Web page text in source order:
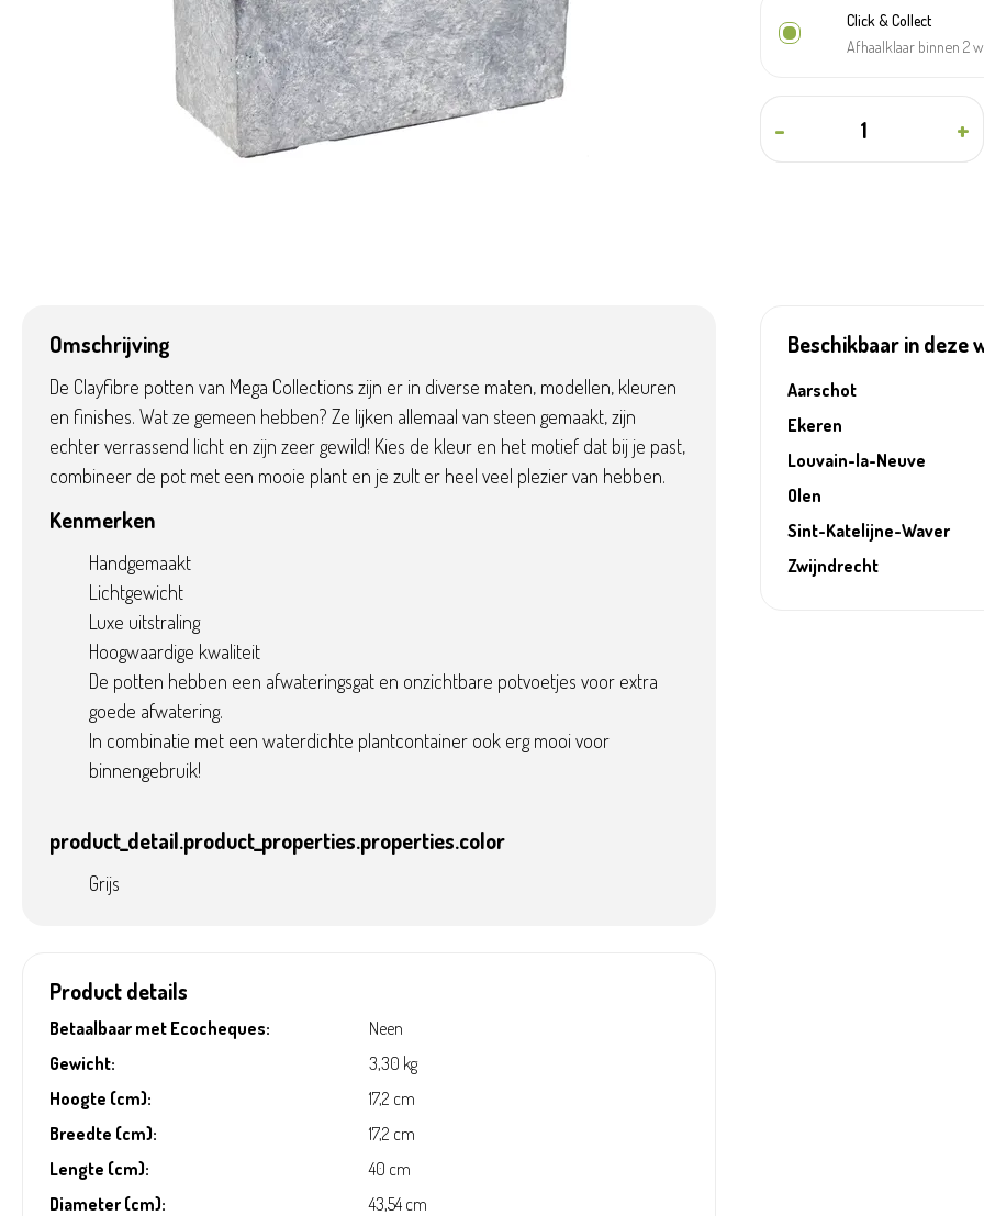
Click & Collect
Afhaalklaar binnen 2
+
-
Omschrijving
De Clayfibre potten van Mega Collections zijn er in diverse maten, modellen, kleuren
en finishes. Wat ze gemeen hebben? Ze lijken allemaal van steen gemaakt, zijn
echter verrassend licht en zijn zeer gewild! Kies de kleur en het motief dat bij je past,
combineer de pot met een mooie plant en je zult er heel veel plezier van hebben.
Kenmerken
Handgemaakt
Lichtgewicht
Luxe uitstraling
Hoogwaardige kwaliteit
De potten hebben een afwateringsgat en onzichtbare potvoetjes voor extra
goede afwatering.
In combinatie met een waterdichte plantcontainer ook erg mooi voor
binnengebruik!
product_detail.product_properties.properties.color
Grijs
Product details
Betaalbaar met Ecocheques:
Neen
Gewicht:
3,30 kg
Hoogte (cm):
17,2 cm
Breedte (cm):
17,2 cm
Lengte (cm):
40 cm
Diameter (cm):
43,54 cm
Beschikbaar in deze
Aarschot
Ekeren
Louvain-la-Neuve
Olen
Sint-Katelijne-Waver
Zwijndrecht